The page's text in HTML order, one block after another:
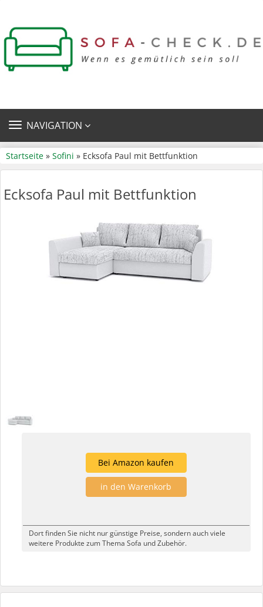
TOGGLE
NAVIGATION
Startseite » Sofini » Ecksofa Paul mit Bettfunktion
Ecksofa Paul mit Bettfunktion
Bei Amazon kaufen
in den Warenkorb
Dort finden Sie nicht nur günstige Preise, sondern auch viele
weitere Produkte zum Thema Sofa und Zubehör.